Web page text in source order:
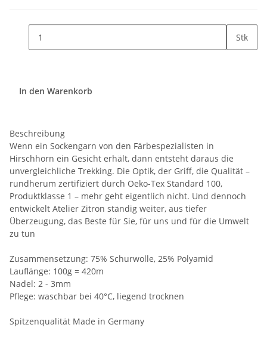
Stk
In den Warenkorb
Beschreibung
Wenn ein Sockengarn von den Färbespezialisten in
Hirschhorn ein Gesicht erhält, dann entsteht daraus die
unvergleichliche Trekking. Die Optik, der Griff, die Qualität –
rundherum zertifiziert durch Oeko-Tex Standard 100,
Produktklasse 1 – mehr geht eigentlich nicht. Und dennoch
entwickelt Atelier Zitron ständig weiter, aus tiefer
Überzeugung, das Beste für Sie, für uns und für die Umwelt
zu tun
Zusammensetzung: 75% Schurwolle, 25% Polyamid
Lauflänge: 100g = 420m
Nadel: 2 - 3mm
Pflege: waschbar bei 40°C, liegend trocknen
Spitzenqualität Made in Germany